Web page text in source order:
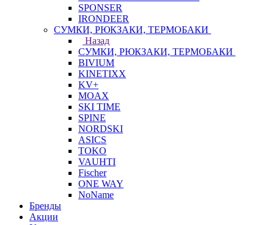
SPONSER
IRONDEER
СУМКИ, РЮКЗАКИ, ТЕРМОБАКИ
Назад
СУМКИ, РЮКЗАКИ, ТЕРМОБАКИ
BIVIUM
KINETIXX
KV+
MOAX
SKI TIME
SPINE
NORDSKI
ASICS
TOKO
VAUHTI
Fischer
ONE WAY
NoName
Бренды
Акции